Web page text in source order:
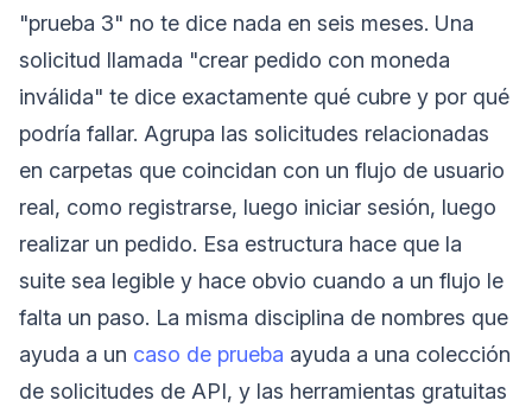
"prueba 3" no te dice nada en seis meses. Una
solicitud llamada "crear pedido con moneda
inválida" te dice exactamente qué cubre y por qué
podría fallar. Agrupa las solicitudes relacionadas
en carpetas que coincidan con un flujo de usuario
real, como registrarse, luego iniciar sesión, luego
realizar un pedido. Esa estructura hace que la
suite sea legible y hace obvio cuando a un flujo le
falta un paso. La misma disciplina de nombres que
ayuda a un caso de prueba ayuda a una colección
de solicitudes de API, y las herramientas gratuitas